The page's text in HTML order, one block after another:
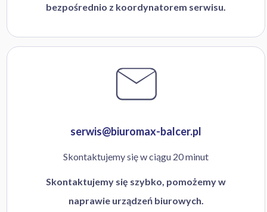
bezpośrednio z koordynatorem serwisu.
serwis@biuromax-balcer.pl
Skontaktujemy się w ciągu 20 minut
Skontaktujemy się szybko, pomożemy w
naprawie urządzeń biurowych.